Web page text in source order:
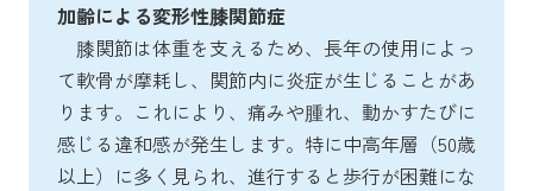
加齢による変形性膝関節症
膝関節は体重を支えるため、長年の使用によっ
て軟骨が摩耗し、関節内に炎症が生じることがあ
ります。これにより、痛みや腫れ、動かすたびに
感じる違和感が発生します。特に中高年層（50歳
以上）に多く見られ、進行すると歩行が困難にな